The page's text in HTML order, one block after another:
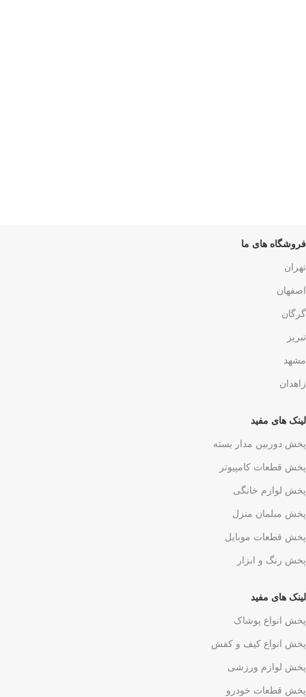
فروشگاه های ما
تهران
اصفهان
گرگان
تبریز
مشهد
زاهدان
لینک های مفید
پخش دوربین مدار بسته
پخش قطعات کامپیوتر
پخش لوازم خانگی
پخش مبلمان منزل
پخش قطعات موبایل
پخش رنگ و ابزار
لینک های مفید
پخش انواع پوشاک
پخش انواع کیف و کفش
پخش لوازم ورزشی
پخش قطعات خودرو